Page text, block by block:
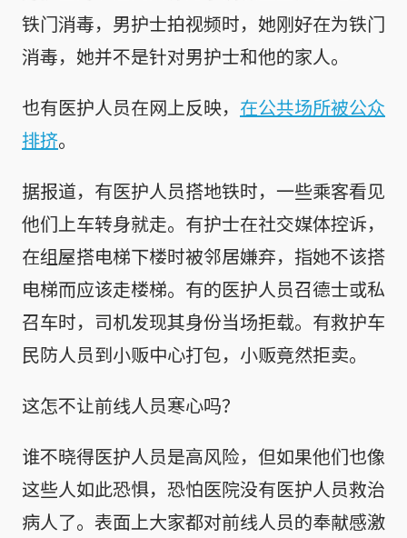
铁门消毒，男护士拍视频时，她刚好在为铁门
消毒，她并不是针对男护士和他的家人。
也有医护人员在网上反映， 在公共场所被公众
排挤。
据报道，有医护人员搭地铁时，一些乘客看见
他们上车转身就走。有护士在社交媒体控诉，
在组屋搭电梯下楼时被邻居嫌弃，指她不该搭
电梯而应该走楼梯。有的医护人员召德士或私
召车时，司机发现其身份当场拒载。有救护车
民防人员到小贩中心打包，小贩竟然拒卖。
这怎不让前线人员寒心吗？
谁不晓得医护人员是高风险，但如果他们也像
这些人如此恐惧，恐怕医院没有医护人员救治
病人了。表面上大家都对前线人员的奉献感激